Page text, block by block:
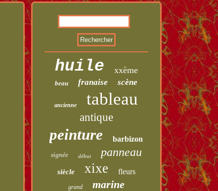
huile xxème
beau franaise scène
ancienne tableau
antique
peinture barbizon
signée début panneau
siècle xixe fleurs
grand marine